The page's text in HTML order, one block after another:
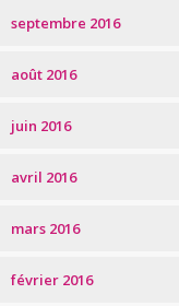
septembre 2016
août 2016
juin 2016
avril 2016
mars 2016
février 2016